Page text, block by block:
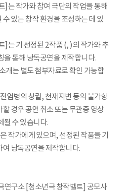
]는 작가와 참여 극단의 작업을 통해
있는 창작 환경을 조성하는 데 있
]는 기 선정된 2작품 (, )의 작가와 추
을 통해 낭독공연을 제작합니다.
개는 별도 첨부자료로 확인 가능합
염병의 창궐, 천재지변 등의 불가항
경우 공연 취소 또는 무관중 영상
될 수 있습니다.
작가에게 있으며, 선정된 작품을 기
낭독공연을 제작합니다.
연구소 [청소년극 창작벨트] 공모사